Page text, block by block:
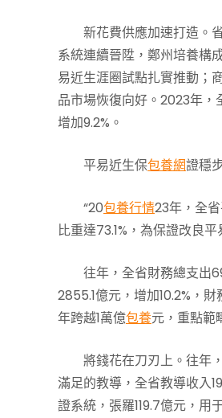
新花費供應加速打造。
系統連續晉陞，鄭州培養構
易近生涯圈試點扎實推動；
品市場恢復向好。2023年
增加9.2%。
平易近生保包養網證穩
“20包養行情23年，全
比重達73.1%，為保證改良
往年，全省財務總支出
2855.1億元，增加10.2%，
年跨越1萬億包養元，重點範
將錢花在刀刃上。往年
滿足的教導，全省教導收入
證系統，張羅119.7億元，